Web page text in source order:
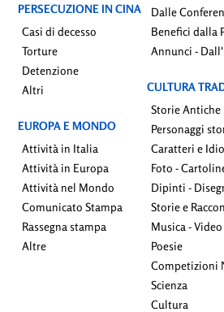
PERSECUZIONE IN CINA
Casi di decesso
Torture
Detenzione
Altri
EUROPA E MONDO
Attività in Italia
Attività in Europa
Attività nel Mondo
Comunicato Stampa
Rassegna stampa
Altre
Dalle
Benefici dalla
Annunci -
CULTURA
Storie Antiche
Personaggi
Caratteri e
Foto -
Dipinti -
Storie e
Musica - Video
Poesie
Competizioni
Scienza
Cultura